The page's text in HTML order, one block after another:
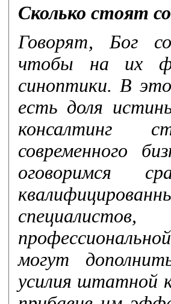
Сколько стоят
Говорят, Бог
чтобы на их
синоптики. В
есть доля
консалтинг
современного
оговоримся
могут
усилия штатной